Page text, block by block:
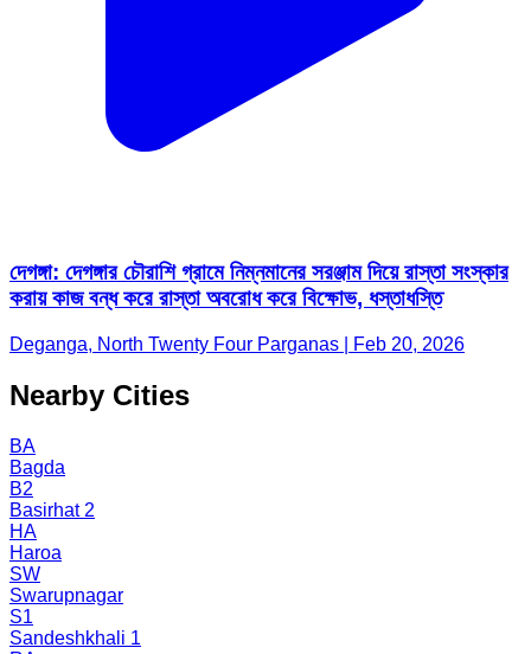
দেগঙ্গা: দেগঙ্গার চৌরাশি গ্রামে নিম্নমানের সরঞ্জাম দিয়ে রাস্তা সংস্কার
করায় কাজ বন্ধ করে রাস্তা অবরোধ করে বিক্ষোভ, ধস্তাধস্তি
Deganga, North Twenty Four Parganas | Feb 20, 2026
Nearby Cities
BA
Bagda
B2
Basirhat 2
HA
Haroa
SW
Swarupnagar
S1
Sandeshkhali 1